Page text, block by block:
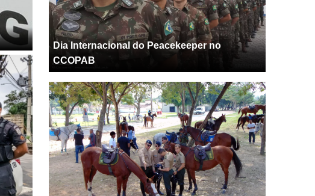
Dia Internacional do Peacekeeper no
CCOPAB